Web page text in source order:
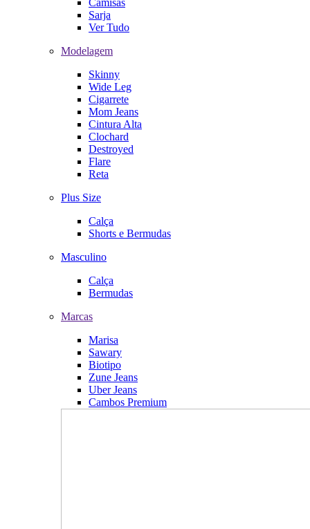
Camisas
Sarja
Ver Tudo
Modelagem
Skinny
Wide Leg
Cigarrete
Mom Jeans
Cintura Alta
Clochard
Destroyed
Flare
Reta
Plus Size
Calça
Shorts e Bermudas
Masculino
Calça
Bermudas
Marcas
Marisa
Sawary
Biotipo
Zune Jeans
Uber Jeans
Cambos Premium